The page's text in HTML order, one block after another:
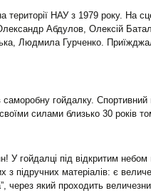
території НАУ з 1979 року. На
Абдулов, Олексій
Людмила Гурченко.
гойдалку.
силами близько 30 років
У гойдалці під відкритим
з підручних матеріалів: є
через який проходить